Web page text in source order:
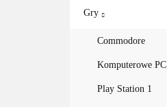
Gry
Commodore
Komputerowe PC
Play Station 1